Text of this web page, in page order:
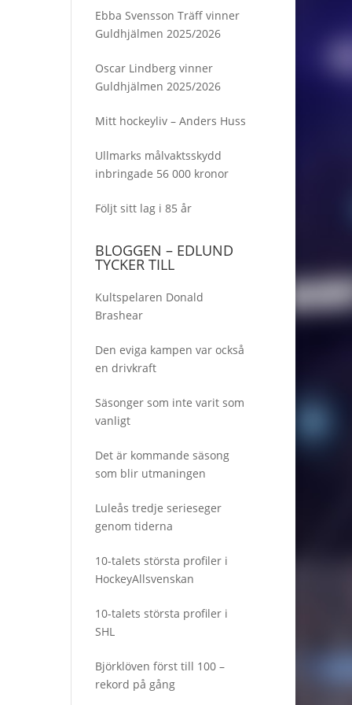
Ebba Svensson Träff vinner
Guldhjälmen 2025/2026
Oscar Lindberg vinner
Guldhjälmen 2025/2026
Mitt hockeyliv – Anders Huss
Ullmarks målvaktsskydd
inbringade 56 000 kronor
Följt sitt lag i 85 år
BLOGGEN – EDLUND
TYCKER TILL
Kultspelaren Donald
Brashear
Den eviga kampen var också
en drivkraft
Säsonger som inte varit som
vanligt
Det är kommande säsong
som blir utmaningen
Luleås tredje serieseger
genom tiderna
10-talets största profiler i
HockeyAllsvenskan
10-talets största profiler i
SHL
Björklöven först till 100 –
rekord på gång